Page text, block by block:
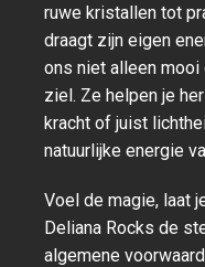
ruwe kristallen tot
draagt zijn eigen
ons niet alleen
ziel. Ze helpen je
kracht of juist
natuurlijke energie
Voel de magie, laat
Deliana Rocks de
algemene